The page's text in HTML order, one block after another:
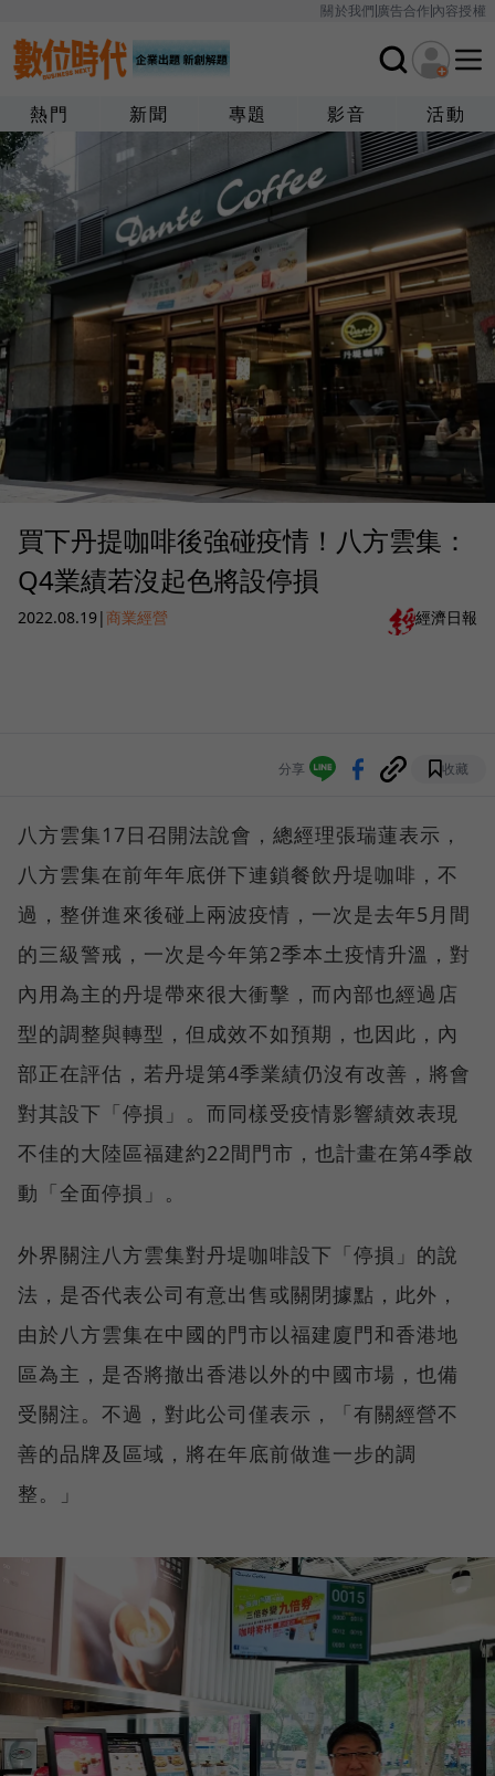
關於我們廣告合作內容授權
熱門 新聞 專題 影音 活動
買下丹提咖啡後強碰疫情！八方雲集：
Q4業績若沒起色將設停損
2022.08.19|商業經營 經濟日報
分享 收藏
八方雲集17日召開法說會，總經理張瑞蓮表示，
八方雲集在前年年底併下連鎖餐飲丹堤咖啡，不
過，整併進來後碰上兩波疫情，一次是去年5月間
的三級警戒，一次是今年第2季本土疫情升溫，對
內用為主的丹堤帶來很大衝擊，而內部也經過店
型的調整與轉型，但成效不如預期，也因此，內
部正在評估，若丹堤第4季業績仍沒有改善，將會
對其設下「停損」。而同樣受疫情影響績效表現
不佳的大陸區福建約22間門市，也計畫在第4季啟
動「全面停損」。
外界關注八方雲集對丹堤咖啡設下「停損」的說
法，是否代表公司有意出售或關閉據點，此外，
由於八方雲集在中國的門市以福建廈門和香港地
區為主，是否將撤出香港以外的中國市場，也備
受關注。不過，對此公司僅表示，「有關經營不
善的品牌及區域，將在年底前做進一步的調
整。」